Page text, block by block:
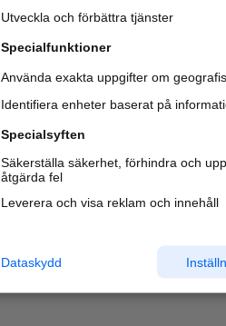
Utveckla och förbättra tjänster
Specialfunktioner
Använda exakta uppgifter om
Identifiera enheter baserat på
Specialsyften
Säkerställa säkerhet, förhindra och
åtgärda fel
Leverera och visa reklam och innehåll
Dataskydd